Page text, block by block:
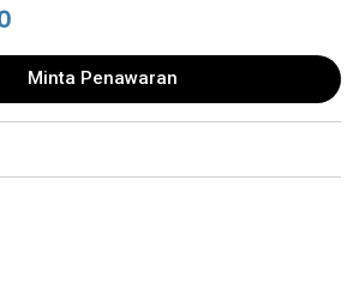
Minta Penawaran